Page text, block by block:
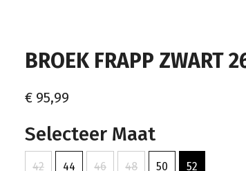
BROEK FRAPP ZWART
€ 95,99
Selecteer Maat
42 44 46 48 50 52